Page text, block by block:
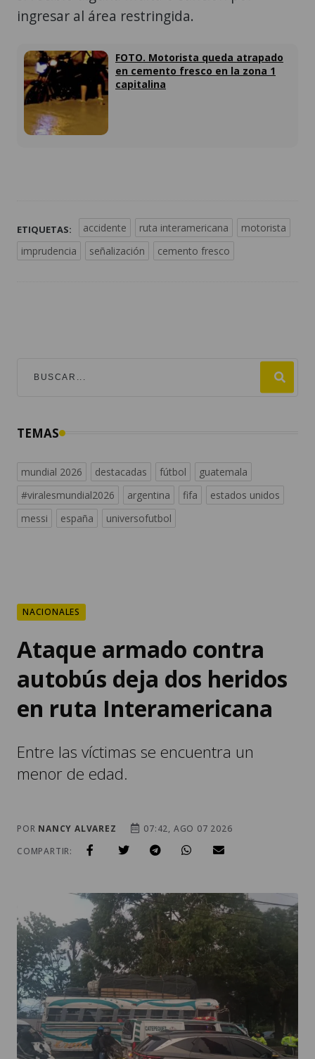
ingresar al área restringida.
FOTO. Motorista queda atrapado
en cemento fresco en la zona 1
capitalina
ETIQUETAS: accidente ruta interamericana
motorista
imprudencia
señalización cemento fresco
TEMAS
mundial 2026 destacadas fútbol
guatemala
#viralesmundial2026
argentina fifa
estados unidos
messi
españa universofutbol
NACIONALES
Ataque armado contra
autobús deja dos heridos
en ruta Interamericana
Entre las víctimas se encuentra un
menor de edad.
POR NANCY ALVAREZ
07:42, AGO 07 2026
COMPARTIR: